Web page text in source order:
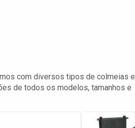
com diversos tipos de colmeias e
de todos os modelos, tamanhos e